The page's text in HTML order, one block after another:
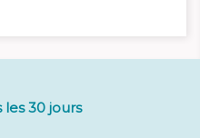
30 jours